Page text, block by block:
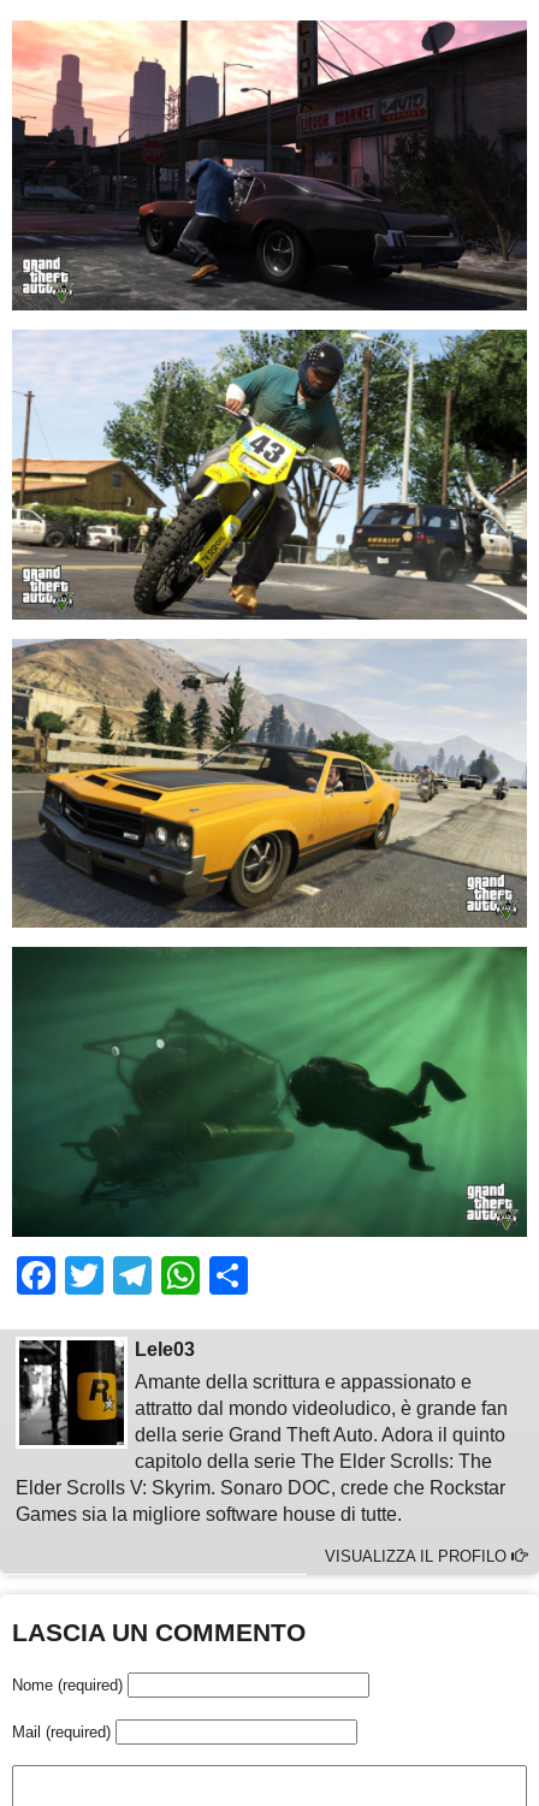
Facebook
TwitterTelegram
WhatsApp
Lele03
Amante della scrittura e appassionato e
attratto dal mondo videoludico, è grande fan
della serie Grand Theft Auto. Adora il quinto
capitolo della serie The Elder Scrolls: The
Elder Scrolls V: Skyrim. Sonaro DOC, crede che Rockstar
Games sia la migliore software house di tutte.
VISUALIZZA IL PROFILO
LASCIA UN COMMENTO
Nome (required)
Mail (required)